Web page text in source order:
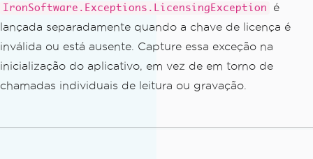
ead file: {filePath} — {ex.Message}");
}
catch
(FileNotFoundException ex )
{
dException, not IronBarCodeFileExcepti
Console.Error.WriteLine($"File not
IronSoftware.Exceptions.LicensingException
é
lançada separadamente quando a chave de licença é
inválida ou está ausente. Capture essa exceção na
inicialização do aplicativo, em vez de em torno de
chamadas individuais de leitura ou gravação.